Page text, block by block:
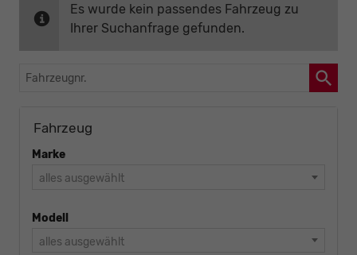
Es wurde kein passendes Fahrzeug zu
Ihrer Suchanfrage gefunden.
Fahrzeugnr.
Fahrzeug
Marke
alles ausgewählt
Modell
alles ausgewählt